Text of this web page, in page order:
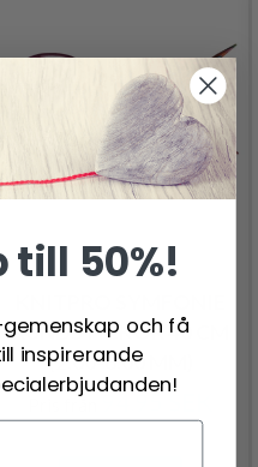
RUNDSTICKOR 40 CM
(2.00-8.00 MM)
Pris från 94.95 SEK
till 50%!
och få
inspirerande